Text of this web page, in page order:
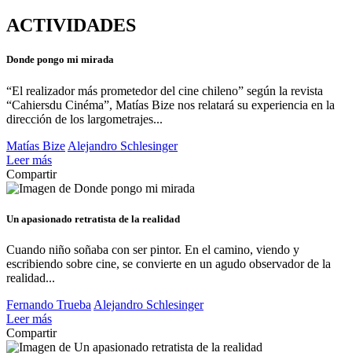
ACTIVIDADES
Donde pongo mi mirada
“El realizador más prometedor del cine chileno” según la revista
“Cahiersdu Cinéma”, Matías Bize nos relatará su experiencia en la
dirección de los largometrajes...
Matías Bize Alejandro Schlesinger
Leer más
Compartir
Un apasionado retratista de la realidad
Cuando niño soñaba con ser pintor. En el camino, viendo y
escribiendo sobre cine, se convierte en un agudo observador de la
realidad...
Fernando Trueba Alejandro Schlesinger
Leer más
Compartir